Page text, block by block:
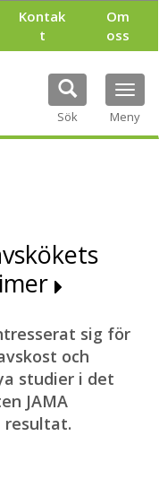
Kontak
t
Om
oss
Sök Meny
sig för
och
studier i det
JAMA